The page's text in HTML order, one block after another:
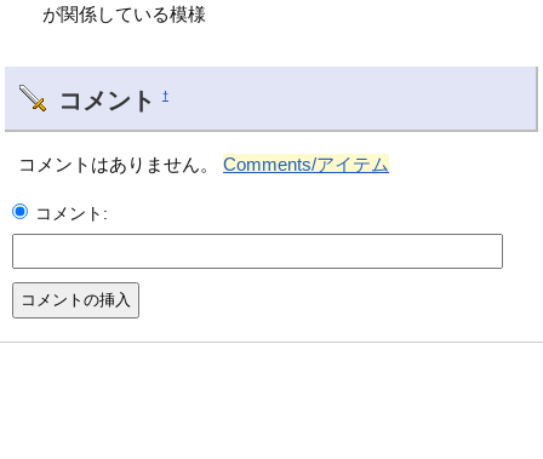
が関係している模様
コメント †
コメントはありません。Comments/アイテム
コメント: